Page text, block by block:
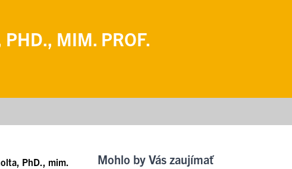
PHD., MIM. PROF.
PhD., mim.
Mohlo by Vás zaujímať